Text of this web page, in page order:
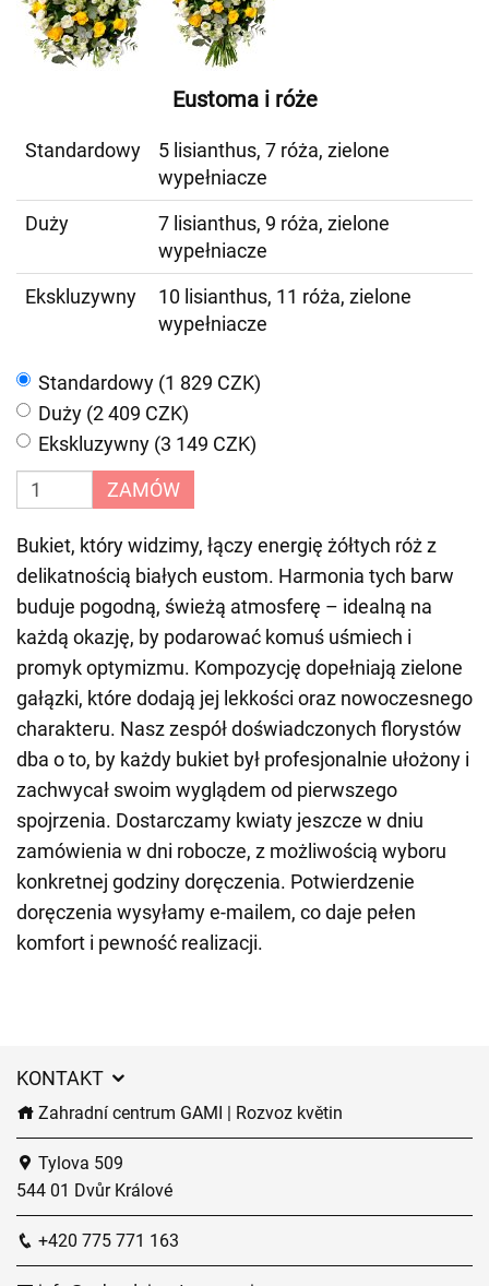
Eustoma i róże
Standardowy
5 lisianthus, 7 róża, zielone
wypełniacze
Duży
7 lisianthus, 9 róża, zielone
wypełniacze
Ekskluzywny
10 lisianthus, 11 róża, zielone
wypełniacze
Standardowy (1 829 CZK)
Duży (2 409 CZK)
Ekskluzywny (3 149 CZK)
ZAMÓW
Bukiet, który widzimy, łączy energię żółtych róż z
delikatnością białych eustom. Harmonia tych barw
buduje pogodną, świeżą atmosferę – idealną na
każdą okazję, by podarować komuś uśmiech i
promyk optymizmu. Kompozycję dopełniają zielone
gałązki, które dodają jej lekkości oraz nowoczesnego
charakteru. Nasz zespół doświadczonych florystów
dba o to, by każdy bukiet był profesjonalnie ułożony i
zachwycał swoim wyglądem od pierwszego
spojrzenia. Dostarczamy kwiaty jeszcze w dniu
zamówienia w dni robocze, z możliwością wyboru
konkretnej godziny doręczenia. Potwierdzenie
doręczenia wysyłamy e-mailem, co daje pełen
komfort i pewność realizacji.
KONTAKT
Zahradní centrum GAMI | Rozvoz květin
Tylova 509
544 01 Dvůr Králové
+420 775 771 163